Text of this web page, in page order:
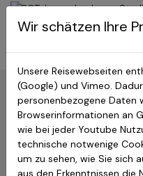
BCT-
Zurück: Hauptseite »
Erleben Sie
UNESCO
Wir schätzen Ihre
Unsere Reisewebseiten
(Google) und Vimeo.
personenbezogene Daten
Browserinformationen an
wie bei jeder Youtube
technische notwenige
um zu sehen, wie Sie sich
aus den Erkenntnissen die